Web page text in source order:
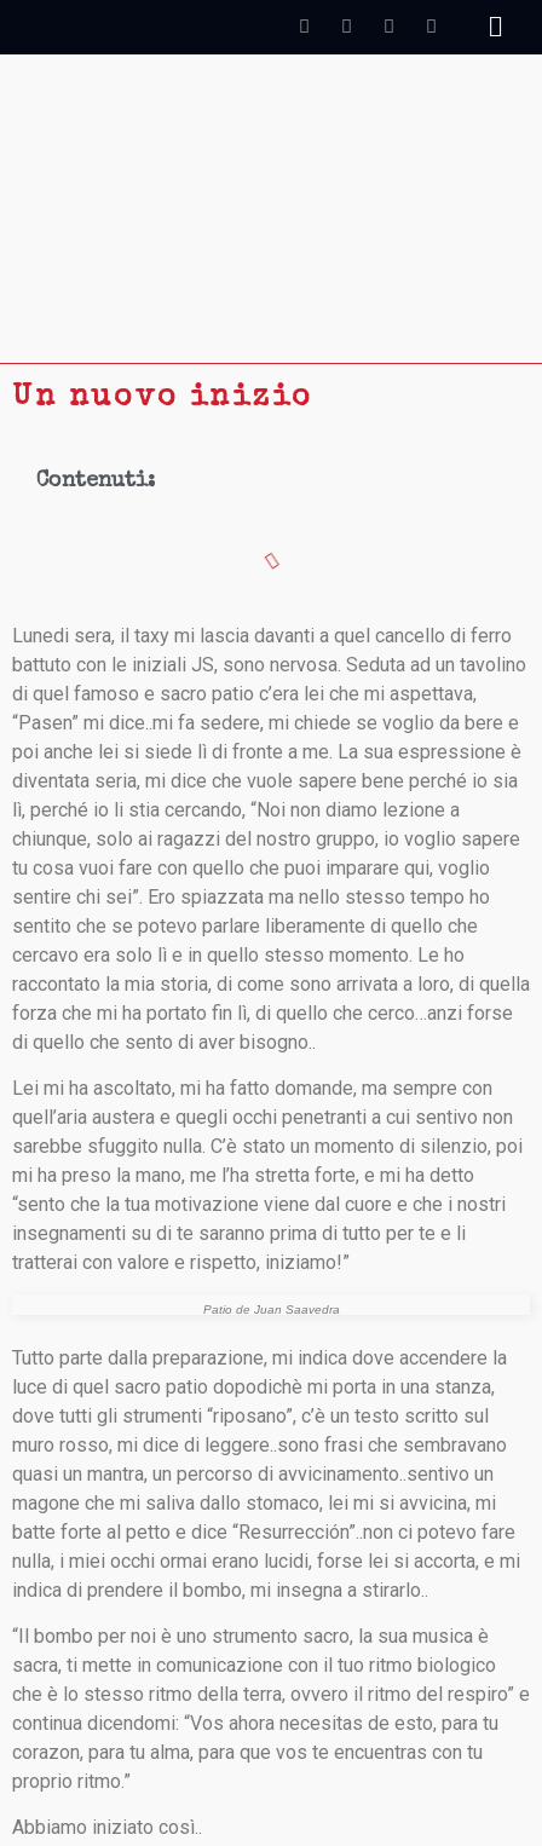
YoutubeInstagramFacebook
Users
Un nuovo inizio
Contenuti:
Lunedi sera, il taxy mi lascia davanti a quel cancello di ferro
battuto con le iniziali JS, sono nervosa. Seduta ad un tavolino
di quel famoso e sacro patio c’era lei che mi aspettava,
“Pasen” mi dice..mi fa sedere, mi chiede se voglio da bere e
poi anche lei si siede lì di fronte a me. La sua espressione è
diventata seria, mi dice che vuole sapere bene perché io sia
lì, perché io li stia cercando, “Noi non diamo lezione a
chiunque, solo ai ragazzi del nostro gruppo, io voglio sapere
tu cosa vuoi fare con quello che puoi imparare qui, voglio
sentire chi sei”. Ero spiazzata ma nello stesso tempo ho
sentito che se potevo parlare liberamente di quello che
cercavo era solo lì e in quello stesso momento. Le ho
raccontato la mia storia, di come sono arrivata a loro, di quella
forza che mi ha portato fin lì, di quello che cerco…anzi forse
di quello che sento di aver bisogno..
Lei mi ha ascoltato, mi ha fatto domande, ma sempre con
quell’aria austera e quegli occhi penetranti a cui sentivo non
sarebbe sfuggito nulla. C’è stato un momento di silenzio, poi
mi ha preso la mano, me l’ha stretta forte, e mi ha detto
“sento che la tua motivazione viene dal cuore e che i nostri
insegnamenti su di te saranno prima di tutto per te e li
tratterai con valore e rispetto, iniziamo!”
Patio de Juan Saavedra
Tutto parte dalla preparazione, mi indica dove accendere la
luce di quel sacro patio dopodichè mi porta in una stanza,
dove tutti gli strumenti “riposano”, c’è un testo scritto sul
muro rosso, mi dice di leggere..sono frasi che sembravano
quasi un mantra, un percorso di avvicinamento..sentivo un
magone che mi saliva dallo stomaco, lei mi si avvicina, mi
batte forte al petto e dice “Resurrección”..non ci potevo fare
nulla, i miei occhi ormai erano lucidi, forse lei si accorta, e mi
indica di prendere il bombo, mi insegna a stirarlo..
“Il bombo per noi è uno strumento sacro, la sua musica è
sacra, ti mette in comunicazione con il tuo ritmo biologico
che è lo stesso ritmo della terra, ovvero il ritmo del respiro” e
continua dicendomi: “Vos ahora necesitas de esto, para tu
corazon, para tu alma, para que vos te encuentras con tu
proprio ritmo.”
Abbiamo iniziato così..